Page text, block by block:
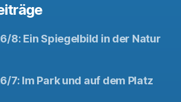
8: Ein Spiegelbild in der Natur
7: Im Park und auf dem Platz